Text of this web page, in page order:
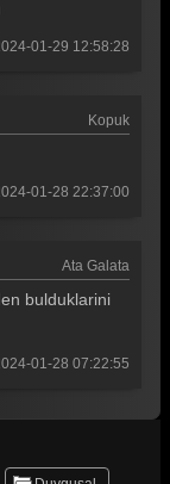
01-29 12:58:28
Kopuk
01-28 22:37:00
Ata Galata
bulduklarini
01-28 07:22:55